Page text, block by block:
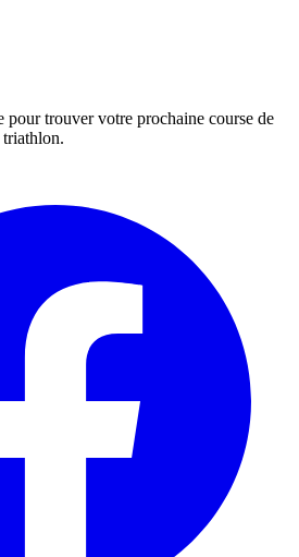
pour trouver votre prochaine course de